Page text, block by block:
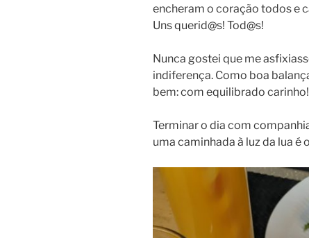
encheram o coração todos e
Uns querid@s! Tod@s!
Nunca gostei que me
indiferença. Como boa
bem: com equilibrado
Terminar o dia com
uma caminhada à luz da lua é